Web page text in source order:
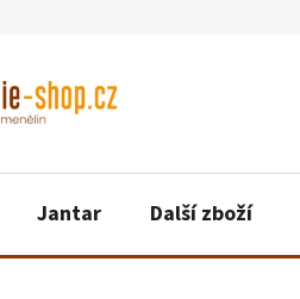
Jantar Další zboží